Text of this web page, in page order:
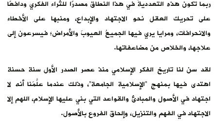
ربما تكون هذه التعدديةُ في هذا النطاق مصدرًا للثراء الفكري ودافعًا
على تحريك العقل نحو الاجتهاد والإبداع، ومنبها على الأخطاء
والانحرافات، ومرايا يري فيها الجميعُ العيوبَ والأمراض؛ فيسرعون إلى
علاجها، والخلاص من مضاعفاتها.
لقد سن لنا تاريخ الفكر الإسلامي منذ عصر الصدر الأول سنة حسنة
اهتدى فيها بمنهج “الإسلامية الجامعة”، وذلك عندما علَّمَنا أنه لا
اجتهاد في الأصول والمبادئ والقواعد التي بني عليها الإسلام، اللهم إلا
الاجتهاد في الفهم والتنزيل، وإلحاق الفروع بالأصول.